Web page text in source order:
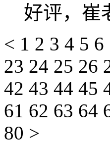
好评，崔
< 1 2 3 4 5 6
23 24 25 26
42 43 44 45
61 62 63 64
80 >